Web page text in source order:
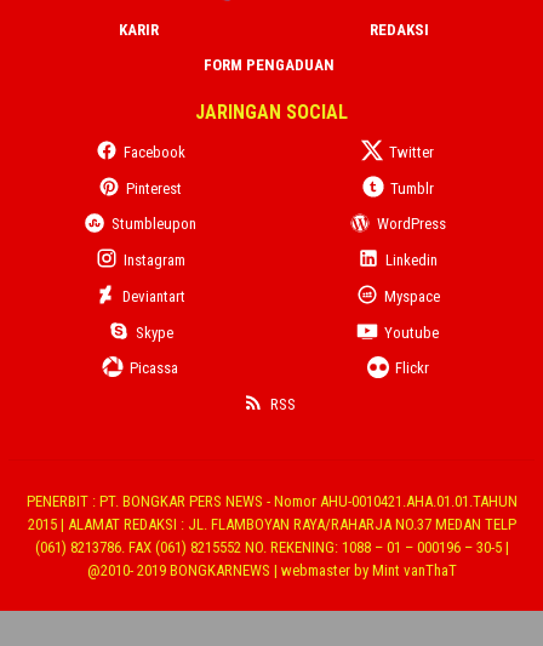
KARIR
REDAKSI
FORM PENGADUAN
JARINGAN SOCIAL
Facebook
Twitter
Pinterest
Tumblr
Stumbleupon
WordPress
Instagram
Linkedin
Deviantart
Myspace
Skype
Youtube
Picassa
Flickr
RSS
PENERBIT : PT. BONGKAR PERS NEWS - Nomor AHU-0010421.AHA.01.01.TAHUN
2015 | ALAMAT REDAKSI : JL. FLAMBOYAN RAYA/RAHARJA NO.37 MEDAN TELP
(061) 8213786. FAX (061) 8215552 NO. REKENING: 1088 – 01 – 000196 – 30-5 |
@2010- 2019 BONGKARNEWS | webmaster by Mint vanThaT